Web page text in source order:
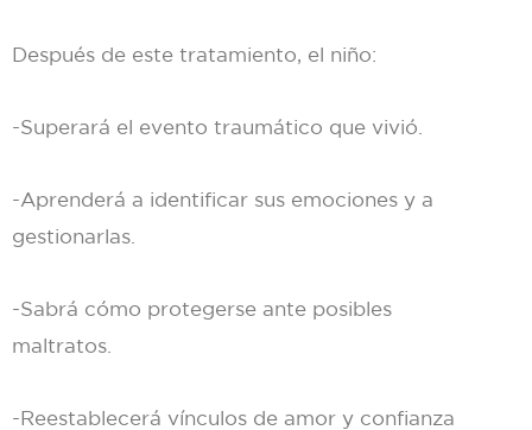
Después de este tratamiento, el niño:
-Superará el evento traumático que vivió.
-Aprenderá a identificar sus emociones y a
gestionarlas.
-Sabrá cómo protegerse ante posibles
maltratos.
-Reestablecerá vínculos de amor y confianza